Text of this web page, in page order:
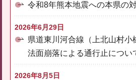
令和8年熊本地震への本県の
2026年6月29日
県道東川河合線（上北山村小
法面崩落による通行止につい
2026年8月5日